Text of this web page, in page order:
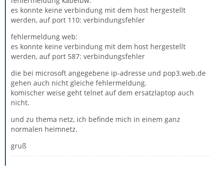
es konnte keine verbindung mit dem host hergestellt
werden, auf port 110: verbindungsfehler
fehlermeldung web:
es konnte keine verbindung mit dem host hergestellt
werden, auf port 587: verbindungsfehler
die bei microsoft angegebene ip-adresse und pop3.web.de
gehen auch nicht gleiche fehlermeldung.
komischer weise geht telnet auf dem ersatzlaptop auch
nicht.
und zu thema netz, ich befinde mich in einem ganz
normalen heimnetz.
gruß